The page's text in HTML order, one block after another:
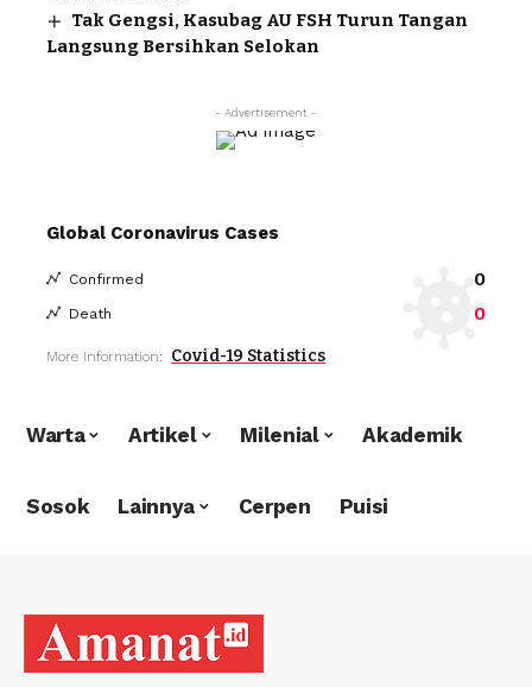
Tak Gengsi, Kasubag AU FSH Turun Tangan
Langsung Bersihkan Selokan
- Advertisement -
Global Coronavirus Cases
Confirmed 0
Death 0
More Information: Covid-19 Statistics
Warta Artikel Milenial Akademik
Sosok Lainnya Cerpen Puisi